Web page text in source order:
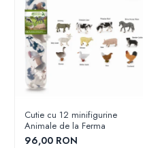
Cutie cu 12 minifigurine
Animale de la Ferma
96,00 RON